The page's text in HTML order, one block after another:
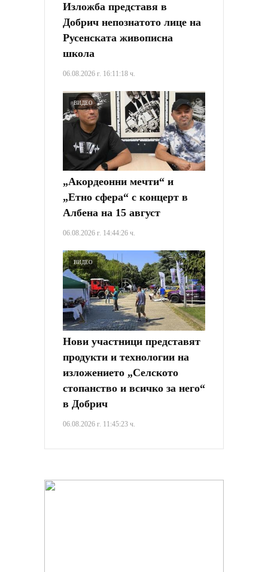
Изложба представя в
Добрич непознатото лице на
Русенската живописна
школа
06.08.2026 г. 16:11:18 ч.
ВИДЕО
„Акордеонни мечти“ и
„Етно сфера“ с концерт в
Албена на 15 август
06.08.2026 г. 14:44:26 ч.
ВИДЕО
Нови участници представят
продукти и технологии на
изложението „Селското
стопанство и всичко за него“
в Добрич
06.08.2026 г. 11:45:23 ч.